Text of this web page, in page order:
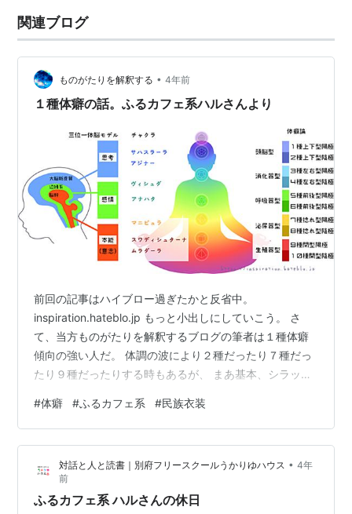
関連ブログ
ものがたりを解釈する • 4年前
１種体癖の話。ふるカフェ系ハルさんより
前回の記事はハイブロー過ぎたかと反省中。
inspiration.hateblo.jp もっと小出しにしていこう。 さ
て、当方ものがたりを解釈するブログの筆者は１種体癖
傾向の強い人だ。 体調の波により２種だったり７種だっ
たり９種だったりする時もあるが、 まあ基本、シラッと
心と自主自律自尊が行動原理で、 中立でありたくて感情
の軋轢をメンドクサーゆーて避ける。 デコが広く首が長
く、「痩せた？」と聞かれがちで「もっと身長あるよう
に見えた」と言われがち。ヒョロガリスラっと縦長な印
象を人に与える。天パ？うっせえわ。 体癖、という野口
晴哉の体系だてたメソ…
#体癖 #ふるカフェ系 #民族衣装
対話と人と読書｜別府フリースクールうかりゆハウス • 4年
前
ふるカフェ系 ハルさんの休日